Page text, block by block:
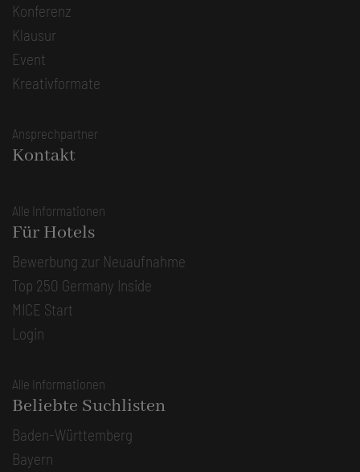
Konferenz
Klausur
Event
Kreativformate
Ansprechpartner
Kontakt
Alle Informationen
Für Hotels
Bewerbung zur Neuaufnahme
Top 250 Germany Inside
MICE Start
Login
Alle Informationen
Beliebte Suchlisten
Baden-Württemberg
Bayern